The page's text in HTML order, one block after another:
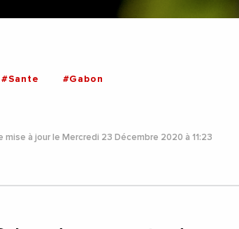
#Sante #Gabon
mise à jour le Mercredi 23 Décembre 2020 à 11:23